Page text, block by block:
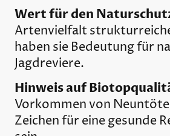
Wert für den
Artenvielfalt
haben sie Bedeutung für
Jagdreviere.
Hinweis auf
Vorkommen von
Zeichen für eine gesunde